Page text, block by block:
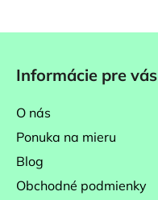
Informácie pre vás
O nás
Ponuka na mieru
Blog
Obchodné podmienky